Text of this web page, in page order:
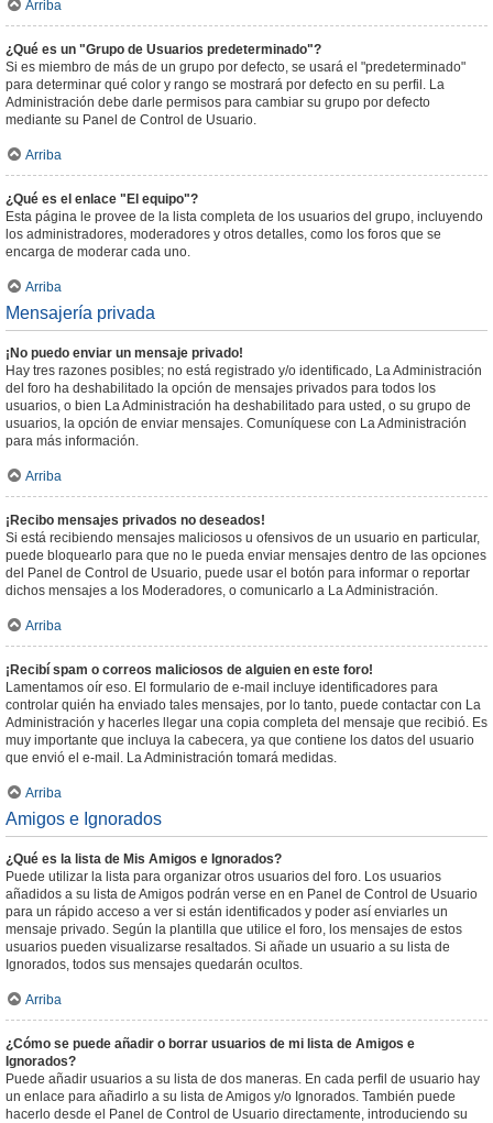
Arriba
¿Qué es un "Grupo de Usuarios predeterminado"?
Si es miembro de más de un grupo por defecto, se usará el "predeterminado"
para determinar qué color y rango se mostrará por defecto en su perfil. La
Administración debe darle permisos para cambiar su grupo por defecto
mediante su Panel de Control de Usuario.
Arriba
¿Qué es el enlace "El equipo"?
Esta página le provee de la lista completa de los usuarios del grupo, incluyendo
los administradores, moderadores y otros detalles, como los foros que se
encarga de moderar cada uno.
Arriba
Mensajería privada
¡No puedo enviar un mensaje privado!
Hay tres razones posibles; no está registrado y/o identificado, La Administración
del foro ha deshabilitado la opción de mensajes privados para todos los
usuarios, o bien La Administración ha deshabilitado para usted, o su grupo de
usuarios, la opción de enviar mensajes. Comuníquese con La Administración
para más información.
Arriba
¡Recibo mensajes privados no deseados!
Si está recibiendo mensajes maliciosos u ofensivos de un usuario en particular,
puede bloquearlo para que no le pueda enviar mensajes dentro de las opciones
del Panel de Control de Usuario, puede usar el botón para informar o reportar
dichos mensajes a los Moderadores, o comunicarlo a La Administración.
Arriba
¡Recibí spam o correos maliciosos de alguien en este foro!
Lamentamos oír eso. El formulario de e-mail incluye identificadores para
controlar quién ha enviado tales mensajes, por lo tanto, puede contactar con La
Administración y hacerles llegar una copia completa del mensaje que recibió. Es
muy importante que incluya la cabecera, ya que contiene los datos del usuario
que envió el e-mail. La Administración tomará medidas.
Arriba
Amigos e Ignorados
¿Qué es la lista de Mis Amigos e Ignorados?
Puede utilizar la lista para organizar otros usuarios del foro. Los usuarios
añadidos a su lista de Amigos podrán verse en en Panel de Control de Usuario
para un rápido acceso a ver si están identificados y poder así enviarles un
mensaje privado. Según la plantilla que utilice el foro, los mensajes de estos
usuarios pueden visualizarse resaltados. Si añade un usuario a su lista de
Ignorados, todos sus mensajes quedarán ocultos.
Arriba
¿Cómo se puede añadir o borrar usuarios de mi lista de Amigos e
Ignorados?
Puede añadir usuarios a su lista de dos maneras. En cada perfil de usuario hay
un enlace para añadirlo a su lista de Amigos y/o Ignorados. También puede
hacerlo desde el Panel de Control de Usuario directamente, introduciendo su